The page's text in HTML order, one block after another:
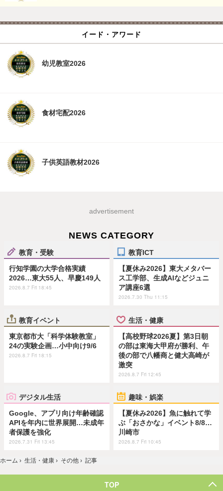
イード・アワード
幼児教室2026
食材宅配2026
子供英語教材2026
advertisement
NEWS CATEGORY
教育・受験
行知学園の大学合格実績
2026…東大55人、早慶149人
2026.8.7 Fri 18:45
教育ICT
【夏休み2026】東大メタバー
ス工学部、生成AIなどジュニ
ア講座6選
2026.7.30 Thu 11:15
教育イベント
東京都市大「科学体験教室」
24の実験企画…小中向け9/6
2026.8.7 Fri 18:15
生活・健康
【高校野球2026夏】第3日朝
の部は東海大甲府が勝利、午
後の部で八幡商と健大高崎が
激突
2026.8.7 Fri 12:45
デジタル生活
Google、アプリ向け年齢確認
APIを年内に世界展開…未成年
者保護を強化
2026.7.31 Fri 13:45
趣味・娯楽
【夏休み2026】魚に触れて学
ぶ「おさかな」イベント8/8…
川崎市
2026.8.7 Fri 10:45
ホーム › 生活・健康 › その他 › 記事
TOP